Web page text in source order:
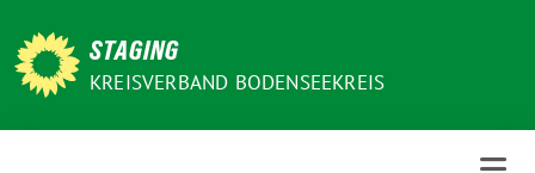
zum
Inhalt
STAGING
KREISVERBAND BODENSEEKREIS